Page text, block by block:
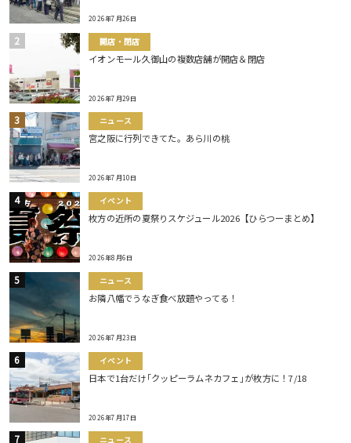
2026年7月26日
開店・閉店
イオンモール久御山の複数店舗が開店＆閉店
2026年7月29日
ニュース
宮之阪に行列できてた。あら川の桃
2026年7月10日
イベント
枚方の近所の夏祭りスケジュール2026【ひらつーまとめ】
2026年8月6日
ニュース
お隣八幡でうなぎ食べ放題やってる！
2026年7月23日
イベント
日本で1台だけ｢クッピーラムネカフェ｣が枚方に！7/18
2026年7月17日
ニュース